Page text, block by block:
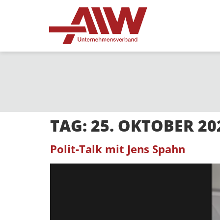
TAG: 25. OKTOBER
Polit-Talk mit Jens Spahn